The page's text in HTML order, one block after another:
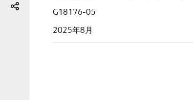
G18176-05
2025年8月